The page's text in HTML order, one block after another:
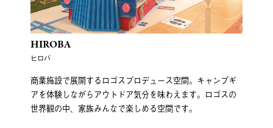
HIROBA
ヒロバ
商業施設で展開するロゴスプロデュース空間。キャンプギ
アを体験しながらアウトドア気分を味わえます。ロゴスの
世界観の中、家族みんなで楽しめる空間です。